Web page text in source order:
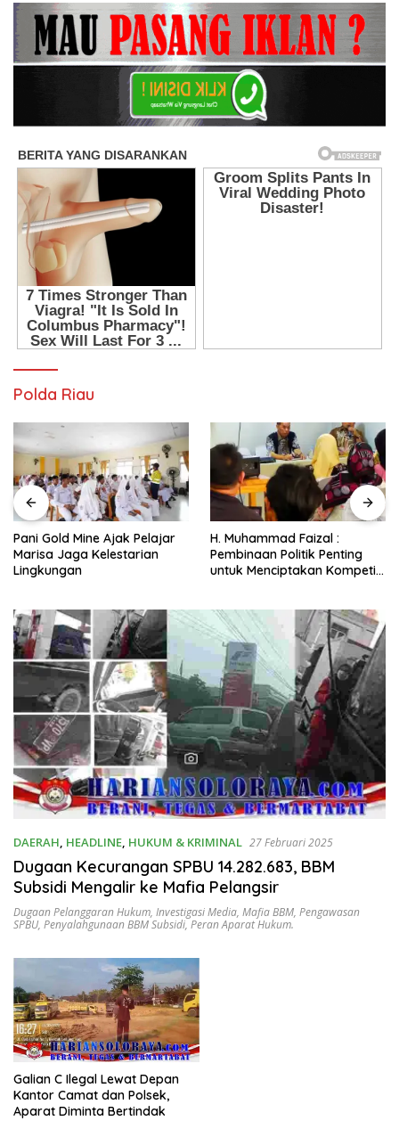
Polda Riau
Pani Gold Mine Ajak Pelajar
Marisa Jaga Kelestarian
Lingkungan
H. Muhammad Faizal :
Pembinaan Politik Penting
untuk Menciptakan Kompetisi
DAERAH, HEADLINE, HUKUM & KRIMINAL 27 Februari 2025
Dugaan Kecurangan SPBU 14.282.683, BBM
Subsidi Mengalir ke Mafia Pelangsir
Dugaan Pelanggaran Hukum, Investigasi Media, Mafia BBM, Pengawasan
SPBU, Penyalahgunaan BBM Subsidi, Peran Aparat Hukum.
Galian C Ilegal Lewat Depan
Kantor Camat dan Polsek,
Aparat Diminta Bertindak